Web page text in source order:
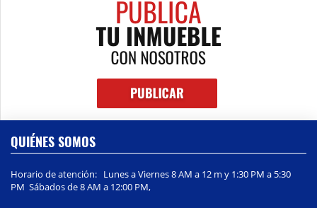
QUIÉNES SOMOS
Horario de atención: Lunes a Viernes 8 AM a 12 m y 1:30 PM a 5:30
PM Sábados de 8 AM a 12:00 PM,